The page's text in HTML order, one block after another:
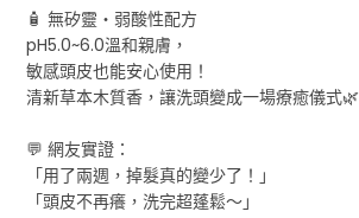
🧴 無矽靈・弱酸性配方
pH5.0~6.0溫和親膚，
敏感頭皮也能安心使用！
清新草本木質香，讓洗頭變成一場療癒儀式🌿
💬 網友實證：
「用了兩週，掉髮真的變少了！」
「頭皮不再癢，洗完超蓬鬆～」